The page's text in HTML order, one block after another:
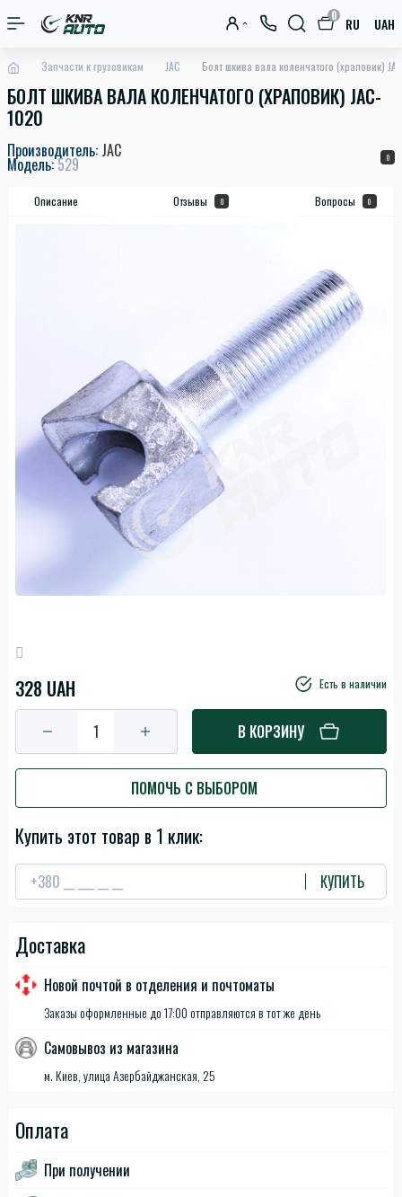
0 RU UAH
Запчасти к грузовикам JAC Болт шкива вала коленчатого (храповик)
БОЛТ ШКИВА ВАЛА КОЛЕНЧАТОГО (ХРАПОВИК) JAC-
1020
Производитель: JAC
Модель:529 0
Описание Отзывы 0 Вопросы 0
328 UAH Есть в наличии
В КОРЗИНУ
ПОМОЧЬ С ВЫБОРОМ
Купить этот товар в 1 клик:
КУПИТЬ
Доставка
Новой почтой в отделения и почтоматы
Заказы оформленные до 17:00 отправляются в тот же день
Самовывоз из магазина
м. Киев, улица Азербайджанская, 25
Оплата
При получении